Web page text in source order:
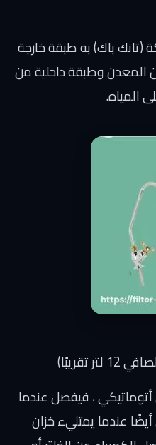
(تانك باك) به طبقة خارجة
المعدن وطبقة داخلية من
المياه.
، فيفصل عندما
عندما يمتليء خزان